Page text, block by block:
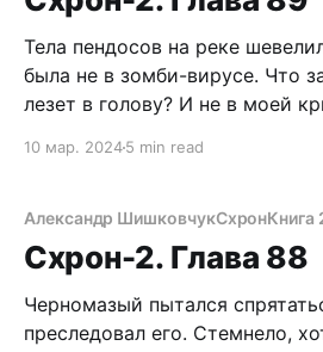
когда
Тела пендосов на реке
была не в зомби-вирусе. Что
лезет в голову? И не в моей
Вороны. Сотни жирных птиц
мороженное мясо,
из-под брони
10 мар. 20245 min read
Александр ШишковчукСхронКнига
Схрон-2. Глава 88
Черномазый пытался
преследовал его. Стемнело,